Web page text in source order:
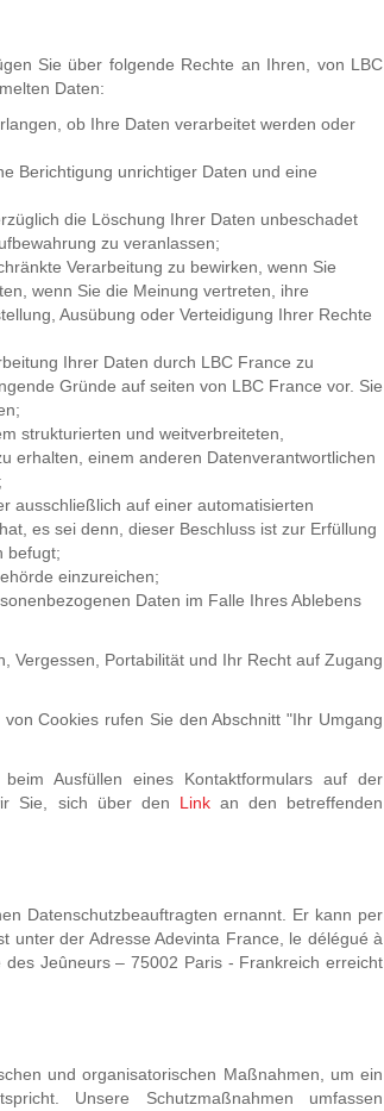
Sie über folgende Rechte an Ihren, von LBC
Daten:
ob Ihre Daten verarbeitet werden oder
Berichtigung unrichtiger Daten und eine
die Löschung Ihrer Daten unbeschadet
zu veranlassen;
Verarbeitung zu bewirken, wenn Sie
wenn Sie die Meinung vertreten, ihre
Ausübung oder Verteidigung Ihrer Rechte
Ihrer Daten durch LBC France zu
Gründe auf seiten von LBC France vor. Sie
strukturierten und weitverbreiteten,
erhalten, einem anderen Datenverantwortlichen
ausschließlich auf einer automatisierten
es sei denn, dieser Beschluss ist zur Erfüllung
befugt;
einzureichen;
Daten im Falle Ihres Ablebens
Vergessen, Portabilität und Ihr Recht auf Zugang
Cookies rufen Sie den Abschnitt "Ihr Umgang
Ausfüllen eines Kontaktformulars auf der
Sie, sich über den Linkan den betreffenden
Datenschutzbeauftragten ernannt. Er kann per
unter der Adresse Adevinta France, le délégué à
Jeûneurs – 75002 Paris - Frankreich erreicht
und organisatorischen Maßnahmen, um ein
Unsere Schutzmaßnahmen umfassen